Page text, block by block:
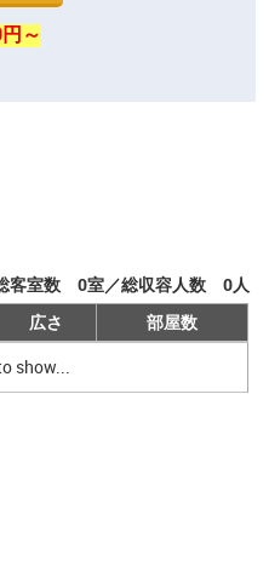
～
客室数 0室／総収容人数 0人
広さ
部屋数
show...